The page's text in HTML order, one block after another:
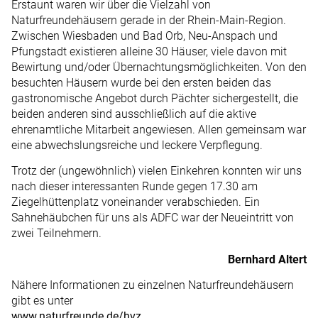
Erstaunt waren wir über die Vielzahl von
Naturfreundehäusern gerade in der Rhein-Main-Region.
Zwischen Wiesbaden und Bad Orb, Neu-Ans­pach und
Pfungstadt existieren alleine 30 Häuser, viele davon mit
Bewirtung und/oder Übernachtungsmöglichkeiten. Von den
besuchten Häusern wurde bei den ersten beiden das
gastronomische Angebot durch Pächter sichergestellt, die
beiden anderen sind ausschließlich auf die aktive
ehrenamtliche Mitarbeit angewiesen. Allen gemeinsam war
eine abwechslungsreiche und leckere Verpflegung.
Trotz der (ungewöhnlich) vielen Einkehren konnten wir uns
nach dieser interessanten Runde gegen 17.30 am
Ziegelhüttenplatz voneinander verabschieden. Ein
Sahnehäubchen für uns als ADFC war der Neueintritt von
zwei Teilnehmern.
Bernhard Altert
Nähere Informationen zu einzelnen Naturfreundehäusern
gibt es unter